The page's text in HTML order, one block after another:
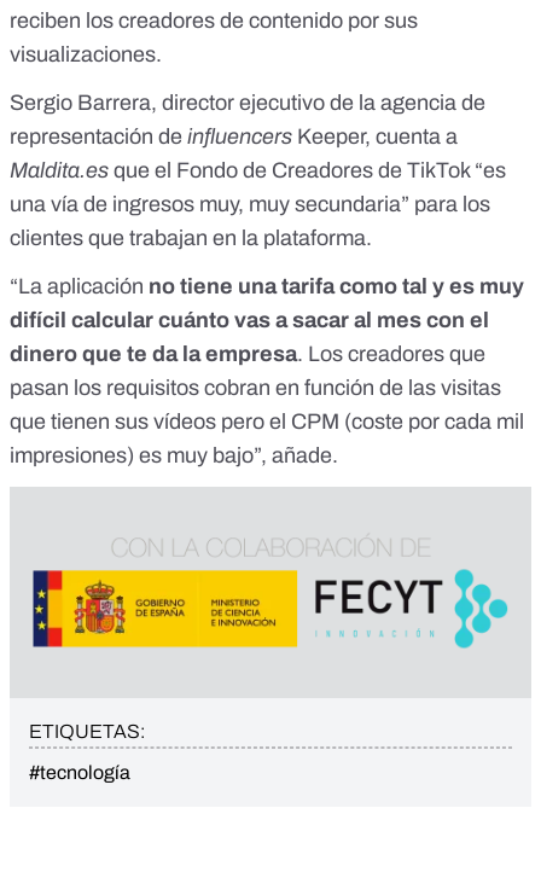
reciben los creadores de contenido por sus
visualizaciones.
Sergio Barrera, director ejecutivo de la agencia de
representación de influencers Keeper, cuenta a
Maldita.es que el Fondo de Creadores de TikTok “es
una vía de ingresos muy, muy secundaria” para los
clientes que trabajan en la plataforma.
“La aplicación no tiene una tarifa como tal y es muy
difícil calcular cuánto vas a sacar al mes con el
dinero que te da la empresa. Los creadores que
pasan los requisitos cobran en función de las visitas
que tienen sus vídeos pero el CPM (coste por cada mil
impresiones) es muy bajo”, añade.
ETIQUETAS:
#tecnología